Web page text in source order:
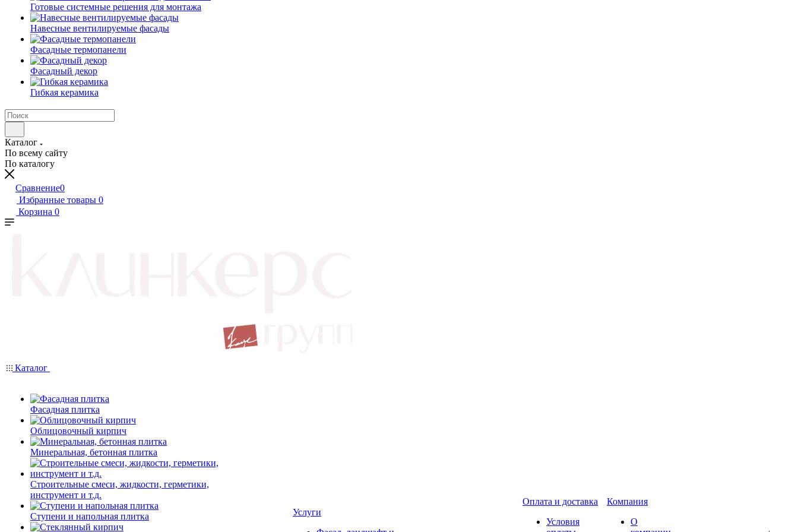
Готовые системные решения для монтажа
Навесные вентилируемые фасады
Фасадные термопанели
Фасадный декор
Гибкая керамика
Каталог
По всему сайту
По каталогу
Сравнение0
Избранные товары 0
Корзина 0
Каталог
Фасадная плитка
Облицовочный кирпич
Минеральная, бетонная плитка
Строительные смеси, жидкости, герметики,
инструмент и т.д.
Ступени и напольная плитка
Услуги
Оплата и доставка
Условия
Компания
О